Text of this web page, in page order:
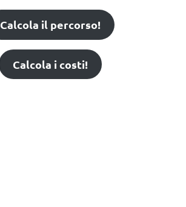
Calcola il percorso!
Calcola i costi!